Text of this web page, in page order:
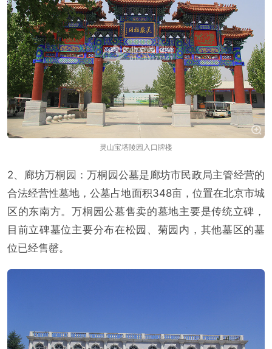
灵山宝塔陵园入口牌楼
2、廊坊万桐园：万桐园公墓是廊坊市民政局主管经营的
合法经营性墓地，公墓占地面积348亩，位置在北京市城
区的东南方。万桐园公墓售卖的墓地主要是传统立碑，
目前立碑墓位主要分布在松园、菊园内，其他墓区的墓
位已经售罄。